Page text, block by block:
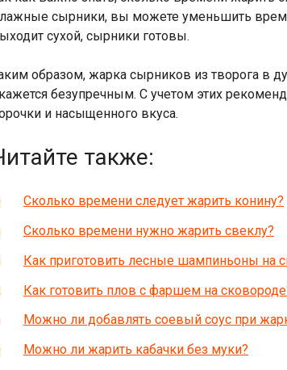
сырники, вы можете уменьшить
сухой, сырники готовы.
образом, жарка сырников из творога в
безупречным. С учетом этих
и насыщенного вкуса.
также:
Сколько времени следует жарить конину?
Сколько времени нужно жарить свеклу?
Как приготовить лесные шампиньоны на
Как готовить плов с фаршем на
Можно ли добавлять соевый соус при
Можно ли жарить кабачки без муки?